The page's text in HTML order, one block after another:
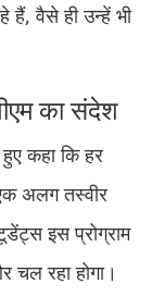
हैं, वैसे ही उन्हें भी
का संदेश
कहा कि हर
अलग तस्वीर
इस प्रोग्राम
रहा होगा।